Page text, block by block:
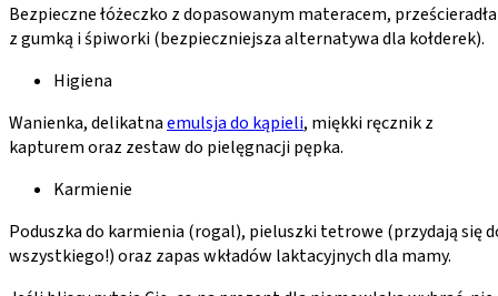
Bezpieczne łóżeczko z dopasowanym materacem, prześcieradła
z gumką i śpiworki (bezpieczniejsza alternatywa dla kołderek).
Higiena
Wanienka, delikatnaemulsja do kąpieli, miękki ręcznik z
kapturem oraz zestaw do pielęgnacji pępka.
Karmienie
Poduszka do karmienia (rogal), pieluszki tetrowe (przydają się
wszystkiego!) oraz zapas wkładów laktacyjnych dla mamy.